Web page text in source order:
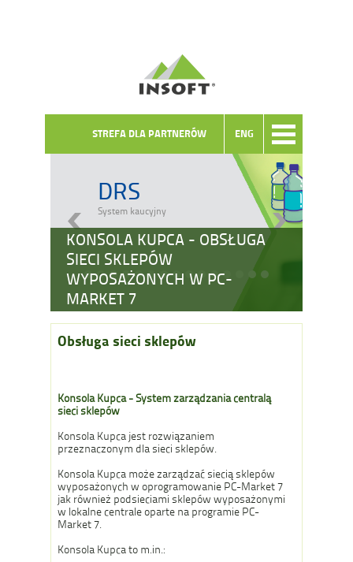
ENG
STREFA DLA PARTNERÓW
KONSOLA KUPCA - OBSŁUGA
SIECI SKLEPÓW
WYPOSAŻONYCH W PC-
MARKET 7
DRS
System kaucyjny
Obsługa sieci sklepów
Konsola Kupca - System zarządzania centralą
sieci sklepów
Konsola Kupca jest rozwiązaniem
przeznaczonym dla sieci sklepów.
Konsola Kupca może zarządzać siecią sklepów
wyposażonych w oprogramowanie PC-Market 7
jak również podsieciami sklepów wyposażonymi
w lokalne centrale oparte na programie PC-
Market 7.
Konsola Kupca to m.in.: